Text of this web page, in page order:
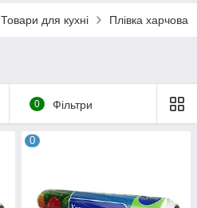
Товари для кухні Плівка харчова
0 Фільтри
0